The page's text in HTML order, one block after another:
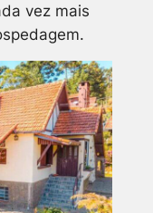
vez mais